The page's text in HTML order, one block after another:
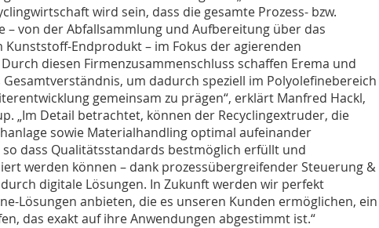
wird sein, dass die gesamte Prozess- bzw.
– von der Abfallsammlung und Aufbereitung über das
Kunststoff-Endprodukt – im Fokus der agierenden
diesen Firmenzusammenschluss schaffen Erema und
um dadurch speziell im Polyolefinebereich
gemeinsam zu prägen“, erklärt Manfred Hackl,
„Im Detail betrachtet, können der Recyclingextruder, die
sowie Materialhandling optimal aufeinander
dass Qualitätsstandards bestmöglich erfüllt und
werden können – dank prozessübergreifender Steuerung &
digitale Lösungen. In Zukunft werden wir perfekt
Lösungen anbieten, die es unseren Kunden ermöglichen, ein
das exakt auf ihre Anwendungen abgestimmt ist.“